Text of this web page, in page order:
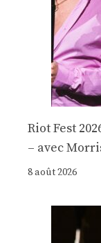
Riot Fest
– avec
8 août 2026